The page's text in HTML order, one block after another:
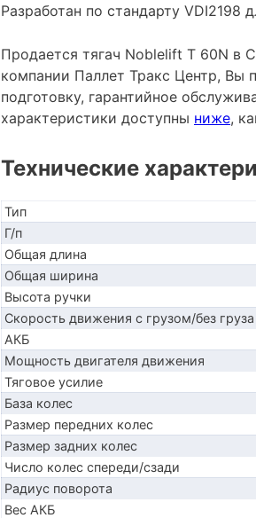
Разработан по стандарту VDI2198
Продается тягач Noblelift T 60N в
компании Паллет Тракс Центр, Вы
подготовку, гарантийное
характеристики доступны ниже,
Технические
Тип
Г/п
Общая длина
Общая ширина
Высота ручки
Скорость движения с грузом/без груза
АКБ
Мощность двигателя движения
Тяговое усилие
База колес
Размер передних колес
Размер задних колес
Число колес спереди/сзади
Радиус поворота
Вес АКБ